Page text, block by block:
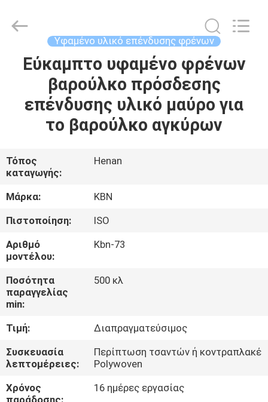
ΣΠΊΤΙ
ΠΡΟΪΌΝΤΑ
ΠΕΡΊΠΟΥ
ΕΜΕΊΣ
ΓΎΡΟΣ
ΕΡΓΟΣΤΑΣΊΩΝ
ΠΟΙΟΤΙΚΌΣ
ΈΛΕΓΧΟΣ
ΕΛΆΤΕ
ΣΕ
ΕΠΑΦΉ
ΜΕ
Reserved.
Υφαμένο υλικό επένδυσης φρένων
Εύκαμπτο υφαμένο φρένων
βαρούλκο πρόσδεσης
επένδυσης υλικό μαύρο για
το βαρούλκο αγκύρων
Τόπος
καταγωγής:
Henan
Μάρκα:
KBN
Πιστοποίηση:
ISO
Αριθμό
μοντέλου:
Kbn-73
Ποσότητα
παραγγελίας
min:
500 κλ
Τιμή:
Διαπραγματεύσιμος
Συσκευασία
λεπτομέρειες:
Περίπτωση τσαντών ή κοντραπλακέ
Polywoven
Χρόνος
16 ημέρες εργασίας